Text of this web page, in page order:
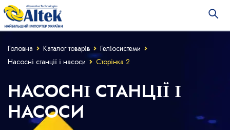
Головна Каталог товарів
Геліосистеми
Насосні станції і насоси
Сторінка 2
НАСОСНІ СТАНЦІЇ І
НАСОСИ